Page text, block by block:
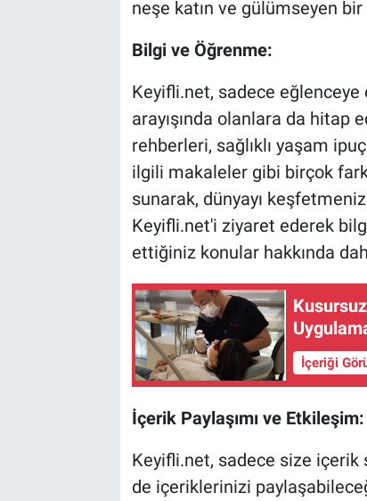
neşe katın ve gülümseyen bir
Bilgi ve Öğrenme:
Keyifli.net, sadece
arayışında olanlara da hitap
rehberleri, sağlıklı yaşam
ilgili makaleler gibi birçok
sunarak, dünyayı
Keyifli.net'i ziyaret ederek
ettiğiniz konular hakkında
İçeriği
İçerik Paylaşımı ve Etkileşim:
Keyifli.net, sadece size içerik
de içeriklerinizi